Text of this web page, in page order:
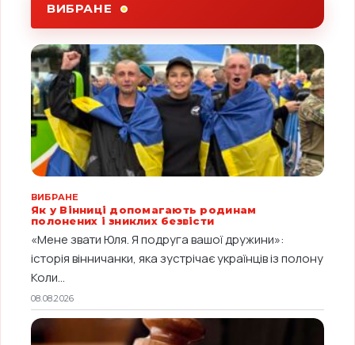
ВИБРАНЕ
ВИБРАНЕ
Як у Вінниці допомагають родинам
полонених і зниклих безвісти
«Мене звати Юля. Я подруга вашої дружини»:
історія вінничанки, яка зустрічає українців із полону
Коли...
08.08.2026